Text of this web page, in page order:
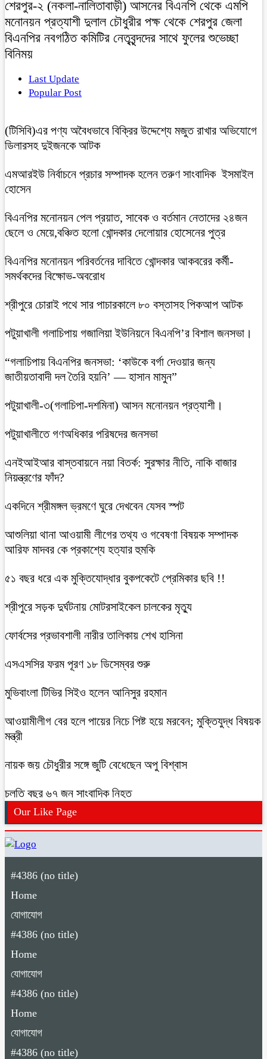
শেরপুর-২ (নকলা-নালিতাবাড়ী) আসনের বিএনপি থেকে এমপি
মনোনয়ন প্রত্যাশী দুলাল চৌধুরীর পক্ষ থেকে শেরপুর জেলা
বিএনপির নবগঠিত কমিটির নেতৃবৃন্দদের সাথে ফুলের শুভেচ্ছা
বিনিময়
Last Update
Popular Post
(টিসিবি)এর পণ্য অবৈধভাবে বিক্রির উদ্দেশ্যে মজুত রাখার অভিযোগে
ডিলারসহ দুইজনকে আটক
এমআরইউ নির্বাচনে প্রচার সম্পাদক হলেন তরুণ সাংবাদিক ইসমাইল
হোসেন
বিএনপির মনোনয়ন পেল প্রয়াত, সাবেক ও বর্তমান নেতাদের ২৪জন
ছেলে ও মেয়ে,বঞ্চিত হলো খোন্দকার দেলোয়ার হোসেনের পুত্র
বিএনপির মনোনয়ন পরিবর্তনের দাবিতে খোন্দকার আকবরের কর্মী-
সমর্থকদের বিক্ষোভ-অবরোধ
শ্রীপুরে চোরাই পথে সার পাচারকালে ৮০ বস্তাসহ পিকআপ আটক
‎পটুয়াখালী গলাচিপায় গজালিয়া ইউনিয়নে বিএনপি’র বিশাল জনসভা।
“গলাচিপায় বিএনপির জনসভা: ‘কাউকে বর্গা দেওয়ার জন্য
জাতীয়তাবাদী দল তৈরি হয়নি’ — হাসান মামুন”
পটুয়াখালী-৩(গলাচিপা-দশমিনা) আসন মনোনয়ন প্রত্যাশী।
পটুয়াখালীতে গণঅধিকার পরিষদের জনসভা
এনইআইআর বাস্তবায়নে নয়া বিতর্ক: সুরক্ষার নীতি, নাকি বাজার
নিয়ন্ত্রণের ফাঁদ?
একদিনে শ্রীমঙ্গল ভ্রমণে ঘুরে দেখবেন যেসব স্পট
আশুলিয়া থানা আওয়ামী লীগের তথ্য ও গবেষণা বিষয়ক সম্পাদক
আরিফ মাদবর কে প্রকাশ্যে হত্যার হুমকি
৫১ বছর ধরে এক মুক্তিযোদ্ধার বুকপকেটে প্রেমিকার ছবি !!
শ্রীপুরে সড়ক দুর্ঘটনায় মোটরসাইকেল চালকের মৃত্যু
ফোর্বসের প্রভাবশালী নারীর তালিকায় শেখ হাসিনা
এসএসসির ফরম পূরণ ১৮ ডিসেম্বর শুরু
মুভিবাংলা টিভির সিইও হলেন আনিসুর রহমান
আওয়ামীলীগ বের হলে পায়ের নিচে পিষ্ট হয়ে মরবেন; মুক্তিযুদ্ধ বিষয়ক
মন্ত্রী
নায়ক জয় চৌধুরীর সঙ্গে জুটি বেধেছেন অপু বিশ্বাস
চলতি বছর ৬৭ জন সাংবাদিক নিহত
Our Like Page
#4386 (no title)
Home
যোগাযোগ
#4386 (no title)
Home
যোগাযোগ
#4386 (no title)
Home
যোগাযোগ
#4386 (no title)